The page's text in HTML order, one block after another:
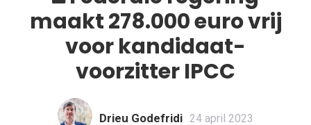
maakt 278.000 euro vrij
voor kandidaat-
voorzitter IPCC
Drieu Godefridi 24 april 2023